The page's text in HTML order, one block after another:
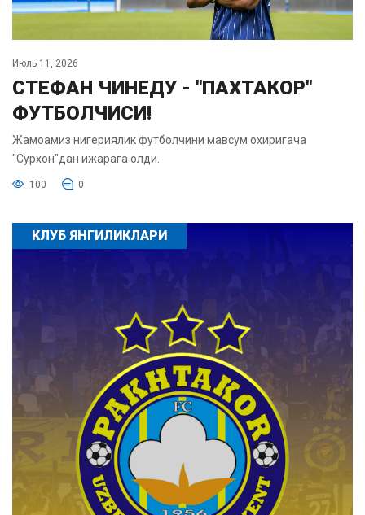
Июль 11, 2026
СТЕФАН ЧИНЕДУ - "ПАХТАКОР"
ФУТБОЛЧИСИ!
Жамоамиз нигериялик футболчини мавсум охиригача
"Сурхон"дан ижарага олди.
100 0
КЛУБ ЯНГИЛИКЛАРИ